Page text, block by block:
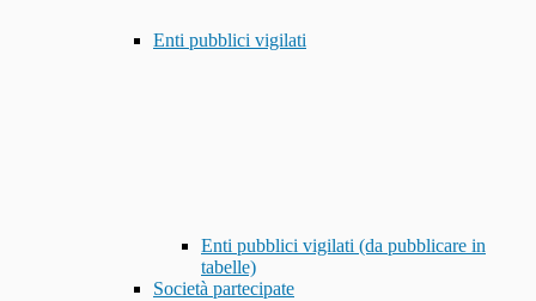
Enti pubblici vigilati
Enti pubblici vigilati (da pubblicare in
tabelle)
Società partecipate